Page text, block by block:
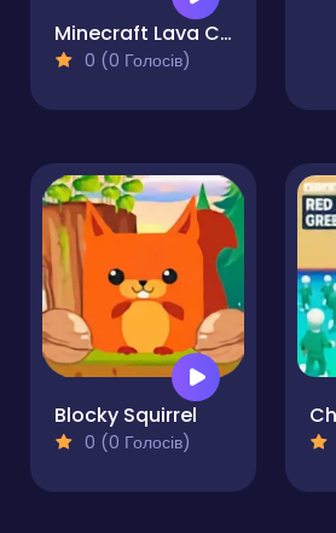
Minecraft Lava Chicken
0 (0 Голосів)
Blocky Squirrel
0 (0 Голосів)